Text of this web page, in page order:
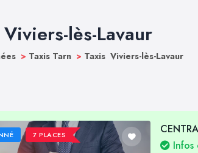
lès-Lavaur
> Taxis Tarn > Taxis Viviers-lès-Lavaur
7 PLACES
Infos